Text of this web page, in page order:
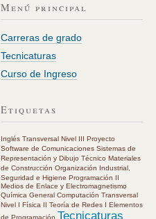
Menú principal
Carreras de grado
Tecnicaturas
Curso de Ingreso
Etiquetas
Inglés Transversal Nivel III Proyecto
Software de Comunicaciones Sistemas de
Representación y Dibujo Técnico Materiales
de Construcción Organización Industrial,
Seguridad e Higiene Programación II
Medios de Enlace y Electromagnetismo
Química General Computación Transversal
Nivel I Física II Teoría de Redes I Elementos
de Programación Tecnicaturas